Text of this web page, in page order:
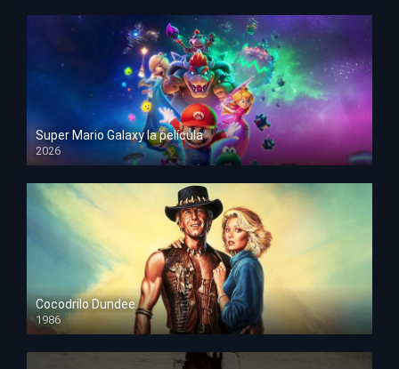
Super Mario Galaxy la película
2026
HD 1080p
Cocodrilo Dundee
1986
HD 1080p